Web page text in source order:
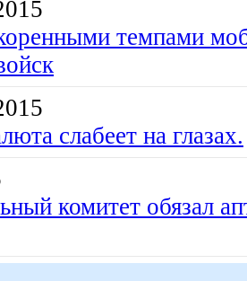
темпами
слабеет на глазах.
комитет обязал